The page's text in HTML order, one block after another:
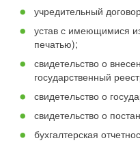
учредительный
устав с имеющимися
печатью);
свидетельство о
государственный
свидетельство о
свидетельство о
бухгалтерская